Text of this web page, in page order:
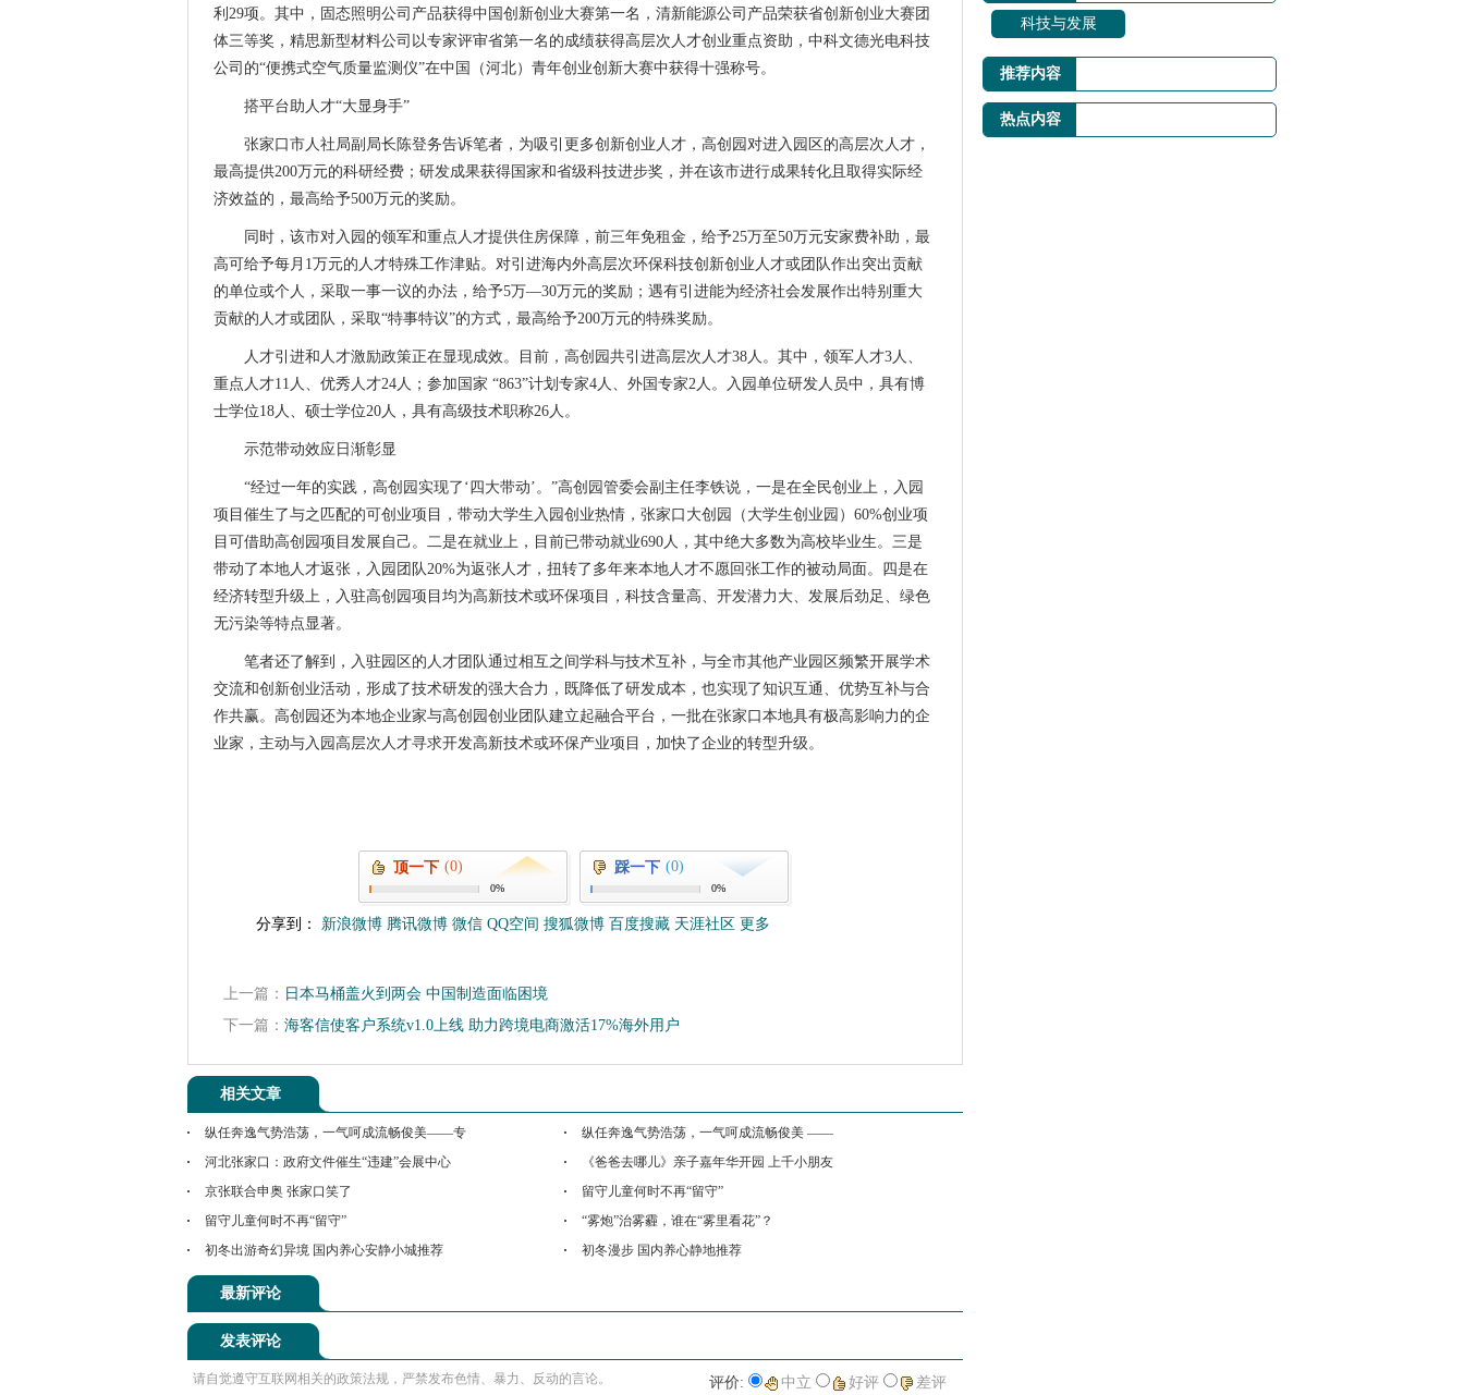
利29项。其中，固态照明公司产品获得中国创新创业大赛第一名，清新能源公司产品荣获省创新创业大赛团
体三等奖，精思新型材料公司以专家评审省第一名的成绩获得高层次人才创业重点资助，中科文德光电科技
公司的“便携式空气质量监测仪”在中国（河北）青年创业创新大赛中获得十强称号。
搭平台助人才“大显身手”
张家口市人社局副局长陈登务告诉笔者，为吸引更多创新创业人才，高创园对进入园区的高层次人才，
最高提供200万元的科研经费；研发成果获得国家和省级科技进步奖，并在该市进行成果转化且取得实际经
济效益的，最高给予500万元的奖励。
同时，该市对入园的领军和重点人才提供住房保障，前三年免租金，给予25万至50万元安家费补助，最
高可给予每月1万元的人才特殊工作津贴。对引进海内外高层次环保科技创新创业人才或团队作出突出贡献
的单位或个人，采取一事一议的办法，给予5万—30万元的奖励；遇有引进能为经济社会发展作出特别重大
贡献的人才或团队，采取“特事特议”的方式，最高给予200万元的特殊奖励。
人才引进和人才激励政策正在显现成效。目前，高创园共引进高层次人才38人。其中，领军人才3人、
重点人才11人、优秀人才24人；参加国家 “863”计划专家4人、外国专家2人。入园单位研发人员中，具有博
士学位18人、硕士学位20人，具有高级技术职称26人。
示范带动效应日渐彰显
“经过一年的实践，高创园实现了‘四大带动’。”高创园管委会副主任李铁说，一是在全民创业上，入园
项目催生了与之匹配的可创业项目，带动大学生入园创业热情，张家口大创园（大学生创业园）60%创业项
目可借助高创园项目发展自己。二是在就业上，目前已带动就业690人，其中绝大多数为高校毕业生。三是
带动了本地人才返张，入园团队20%为返张人才，扭转了多年来本地人才不愿回张工作的被动局面。四是在
经济转型升级上，入驻高创园项目均为高新技术或环保项目，科技含量高、开发潜力大、发展后劲足、绿色
无污染等特点显著。
笔者还了解到，入驻园区的人才团队通过相互之间学科与技术互补，与全市其他产业园区频繁开展学术
交流和创新创业活动，形成了技术研发的强大合力，既降低了研发成本，也实现了知识互通、优势互补与合
作共赢。高创园还为本地企业家与高创园创业团队建立起融合平台，一批在张家口本地具有极高影响力的企
业家，主动与入园高层次人才寻求开发高新技术或环保产业项目，加快了企业的转型升级。
顶一下 (0)
0%
踩一下 (0)
0%
分享到： 新浪微博 腾讯微博 微信 QQ空间 搜狐微博 百度搜藏 天涯社区 更多
上一篇： 日本马桶盖火到两会 中国制造面临困境
下一篇： 海客信使客户系统v1.0上线 助力跨境电商激活17%海外用户
相关文章
纵任奔逸气势浩荡，一气呵成流畅俊美——专
纵任奔逸气势浩荡，一气呵成流畅俊美 ——
河北张家口：政府文件催生“违建”会展中心
《爸爸去哪儿》亲子嘉年华开园 上千小朋友
京张联合申奥 张家口笑了
留守儿童何时不再“留守”
留守儿童何时不再“留守”
“雾炮”治雾霾，谁在“雾里看花”？
初冬出游奇幻异境 国内养心安静小城推荐
初冬漫步 国内养心静地推荐
最新评论
发表评论
请自觉遵守互联网相关的政策法规，严禁发布色情、暴力、反动的言论。 评价: 中立 好评 差评
科技与发展
推荐内容
热点内容